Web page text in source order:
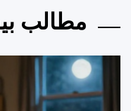
مطالب